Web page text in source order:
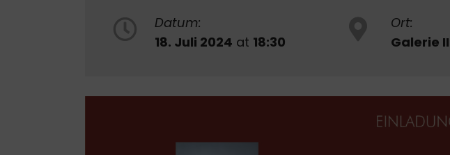
Datum:
18. Juli 2024 at 18:30
Ort:
Galerie II